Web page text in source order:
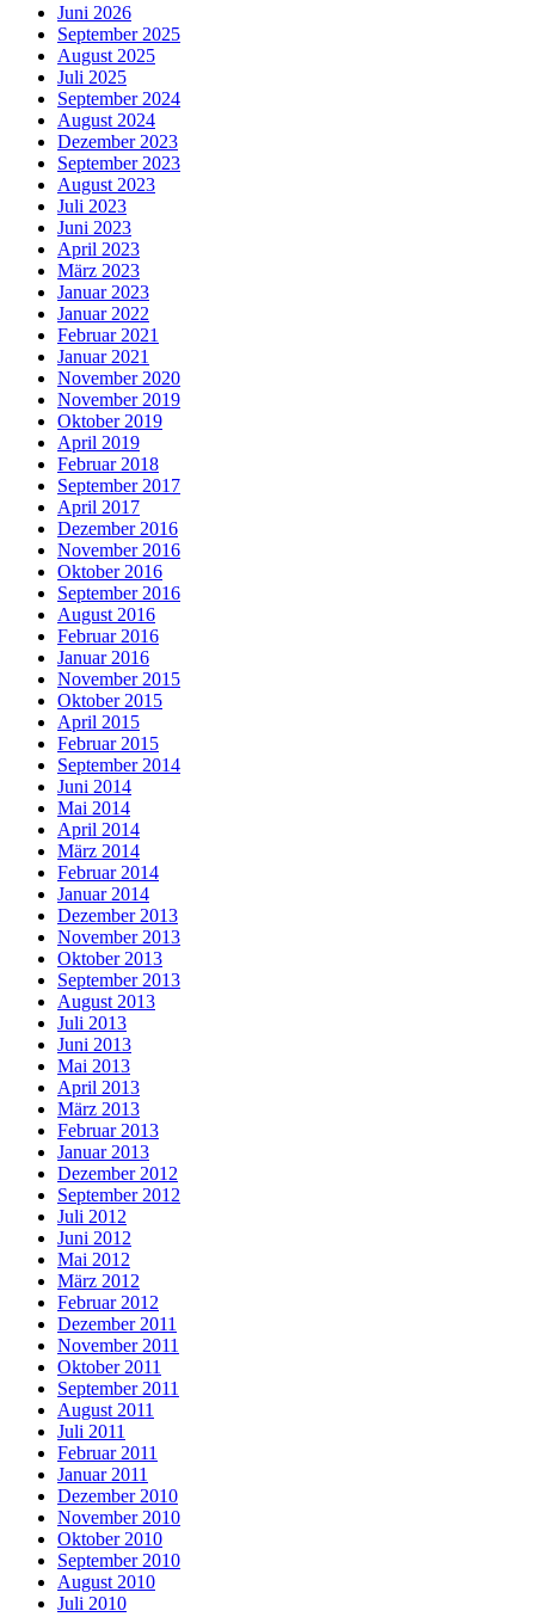
Juni 2026
September 2025
August 2025
Juli 2025
September 2024
August 2024
Dezember 2023
September 2023
August 2023
Juli 2023
Juni 2023
April 2023
März 2023
Januar 2023
Januar 2022
Februar 2021
Januar 2021
November 2020
November 2019
Oktober 2019
April 2019
Februar 2018
September 2017
April 2017
Dezember 2016
November 2016
Oktober 2016
September 2016
August 2016
Februar 2016
Januar 2016
November 2015
Oktober 2015
April 2015
Februar 2015
September 2014
Juni 2014
Mai 2014
April 2014
März 2014
Februar 2014
Januar 2014
Dezember 2013
November 2013
Oktober 2013
September 2013
August 2013
Juli 2013
Juni 2013
Mai 2013
April 2013
März 2013
Februar 2013
Januar 2013
Dezember 2012
September 2012
Juli 2012
Juni 2012
Mai 2012
März 2012
Februar 2012
Dezember 2011
November 2011
Oktober 2011
September 2011
August 2011
Juli 2011
Februar 2011
Januar 2011
Dezember 2010
November 2010
Oktober 2010
September 2010
August 2010
Juli 2010